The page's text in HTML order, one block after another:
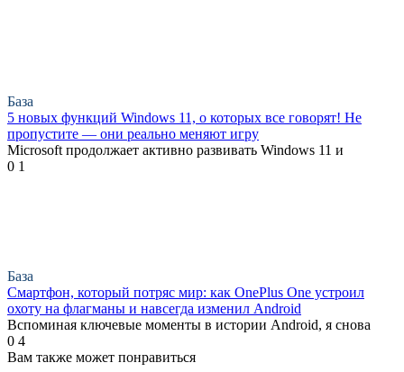
База
5 новых функций Windows 11, о которых все говорят! Не
пропустите — они реально меняют игру
Microsoft продолжает активно развивать Windows 11 и
0 1
База
Смартфон, который потряс мир: как OnePlus One устроил
охоту на флагманы и навсегда изменил Android
Вспоминая ключевые моменты в истории Android, я снова
0 4
Вам также может понравиться